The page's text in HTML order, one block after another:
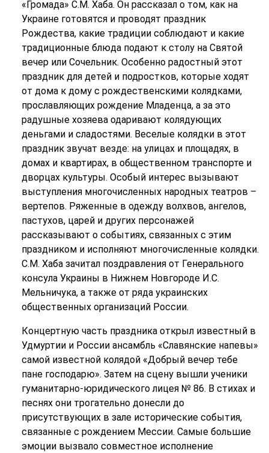
«Громада» С.М. Хаба. Он рассказал о том, как на
Украине готовятся и проводят праздник
Рождества, какие традиции соблюдают и какие
традиционные блюда подают к столу на Святой
вечер или Сочельник. Особенно радостный этот
праздник для детей и подростков, которые ходят
от дома к дому с рождественскими колядками,
прославляющих рождение Младенца, а за это
радушные хозяева одаривают колядующих
деньгами и сладостями. Веселые колядки в этот
праздник звучат везде: на улицах и площадях, в
домах и квартирах, в общественном транспорте и
дворцах культуры. Особый интерес вызывают
выступления многочисленных народных театров –
вертепов. Ряженные в одежду волхвов, ангелов,
пастухов, царей и других персонажей
рассказывают о событиях, связанных с этим
праздником и исполняют многочисленные колядки.
С.М. Хаба зачитал поздравления от Генерального
консула Украины в Нижнем Новгороде И.С.
Мельничука, а также от ряда украинских
общественных организаций России.
Концертную часть праздника открыл известный в
Удмуртии и России ансамбль «Славянские напевы»
самой известной колядой «Добрый вечер тебе
пане господарю». Затем на сцену вышли ученики
гуманитарно-юридического лицея № 86. В стихах и
песнях они трогательно донесли до
присутствующих в зале исторические события,
связанные с рождением Мессии. Самые большие
эмоции вызвало совместное исполнение